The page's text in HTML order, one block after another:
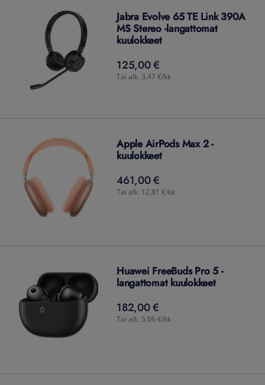
Jabra Evolve 65 TE Link 390A
MS Stereo -langattomat
kuulokkeet
125,00 €
125,00€
Tai alk. 3,47 €/kk
Apple AirPods Max 2 -
kuulokkeet
461,00 €
461,00€
Tai alk. 12,81 €/kk
Huawei FreeBuds Pro 5 -
langattomat kuulokkeet
182,00 €
182,00€
Tai alk. 5,06 €/kk